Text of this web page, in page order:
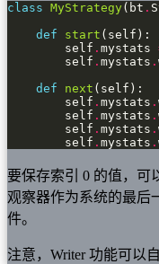
class MyStrategy(bt .
def
start
        self
. mystats
        self
. mystats .
def
next
        self
. mystats .
        self
. mystats .
        self
. mystats .
        self
. mystats .
要保存索引 0 的值，可
观察器作为系统的最后
件。
注意，Writer 功能可以